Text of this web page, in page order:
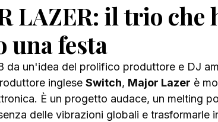
Charts Playlist
LAZER: il trio che
una festa
da un'idea del prolifico produttore e DJ
inglese Switch, Major Lazer è
È un progetto audace, un melting
delle vibrazioni globali e trasformarle